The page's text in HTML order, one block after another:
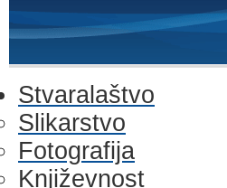
Stvaralaštvo
Slikarstvo
Fotografija
Književnost